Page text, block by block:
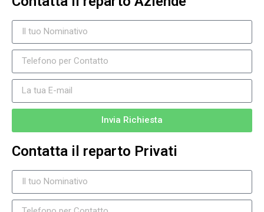
Invia Richiesta
Contatta il reparto Privati